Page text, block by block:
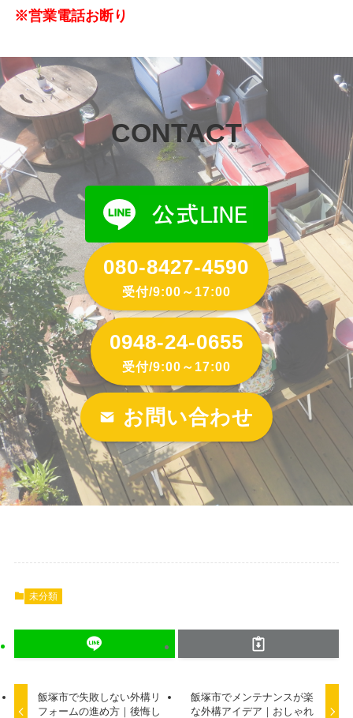
※営業電話お断り
CONTACT
080-8427-4590
受付/9:00～17:00
0948-24-0655
受付/9:00～17:00
お問い合わせ
未分類
飯塚市で失敗しない外構リ
フォームの進め方｜後悔し
飯塚市でメンテナンスが楽
な外構アイデア｜おしゃれ